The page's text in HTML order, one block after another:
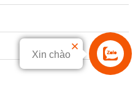
Liên hệ
Xin chào